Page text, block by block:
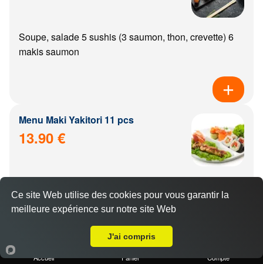
Soupe, salade 5 sushis (3 saumon, thon, crevette) 6
makis saumon
Menu Maki Yakitori 11 pcs
13.90 €
boulette de poulet, aile de poulet, boeuf, boeuf from...
Accueil Panier Compte
Ce site Web utilise des cookies pour vous garantir la
meilleure expérience sur notre site Web
J'ai compris